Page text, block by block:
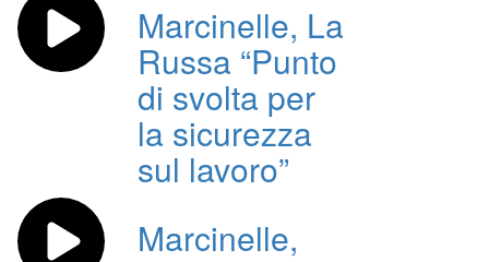
Marcinelle, La
Russa “Punto
di svolta per
la sicurezza
sul lavoro”
Marcinelle,